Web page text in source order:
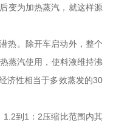
变为加热蒸汽，就这样源
热。除开车启动外，整个
蒸汽使用，使料液维持沸
济性相当于多效蒸发的30
1.2到1：2压缩比范围内其